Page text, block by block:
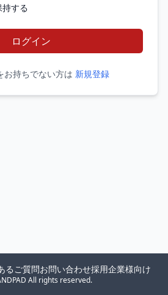
する
ログイン
お持ちでない方は 新規登録
All rights reserved.
るご質問お問い合わせ採用企業様向け